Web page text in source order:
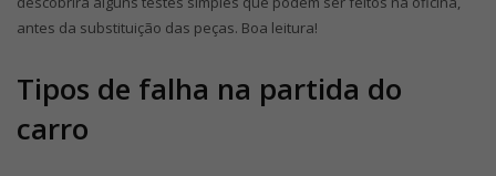
antes da substituição das peças. Boa leitura!
Tipos de falha na partida do
carro